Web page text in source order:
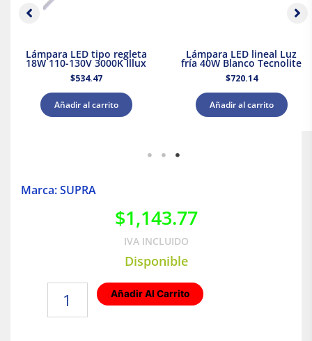
Lámpara LED tipo regleta
18W 110-130V 3000K Illux
$534.47
Añadir al carrito
Lámpara LED lineal Luz
fría 40W Blanco Tecnolite
$720.14
Añadir al carrito
Marca: SUPRA
$1,143.77
IVA INCLUIDO
Disponible
Añadir Al Carrito